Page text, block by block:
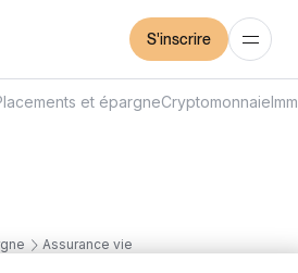
S'inscrire
Assurance vie
et épargneCryptomonnaie